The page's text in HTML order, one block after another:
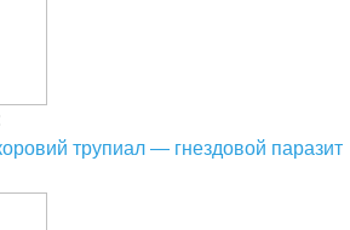
трупиал — гнездовой паразит